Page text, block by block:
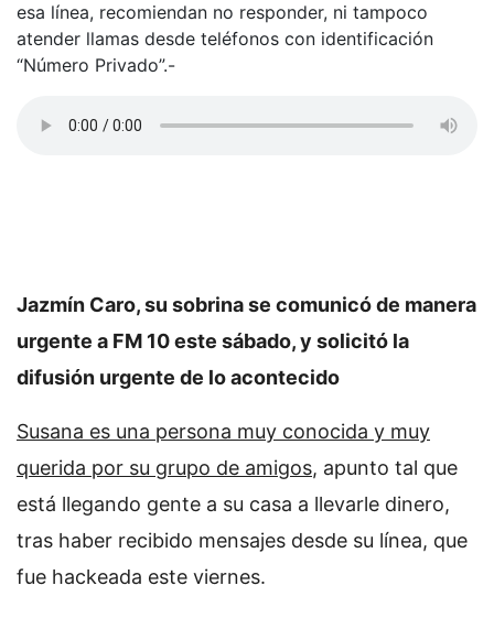
esa línea, recomiendan no responder, ni tampoco
atender llamas desde teléfonos con identificación
“Número Privado”.-
Jazmín Caro, su sobrina se comunicó de manera
urgente a FM 10 este sábado, y solicitó la
difusión urgente de lo acontecido
Susana es una persona muy conocida y muy
querida por su grupo de amigos, apunto tal que
está llegando gente a su casa a llevarle dinero,
tras haber recibido mensajes desde su línea, que
fue hackeada este viernes.